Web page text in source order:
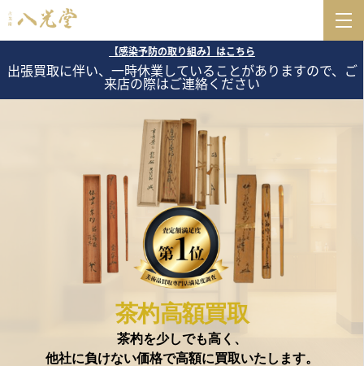
【感染予防の取り組み】はこちら
出張買取に伴い、一時休業していることがありますので、ご
来店の際はご連絡ください
茶杓高額買取
茶杓を少しでも高く、
他社に負けない価格で高額に買取いたします。